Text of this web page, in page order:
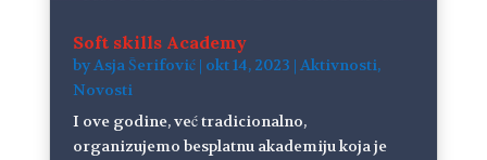
Soft skills Academy
byAsja Šerifović| okt 14, 2023 | Aktivnosti,
Novosti
I ove godine, već tradicionalno,
organizujemo besplatnu akademiju koja je